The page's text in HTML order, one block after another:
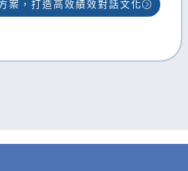
案，打造高效績效對話文化